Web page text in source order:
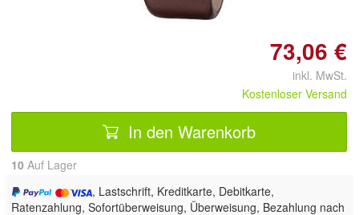
73,06 €
inkl. MwSt.
Kostenloser Versand
In den Warenkorb
10 Auf Lager
, Lastschrift, Kreditkarte, Debitkarte,
Ratenzahlung, Sofortüberweisung, Überweisung, Bezahlung nach